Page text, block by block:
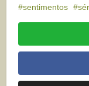
sentimentos